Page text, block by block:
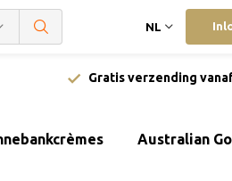
NL
Gratis verzending
Australian